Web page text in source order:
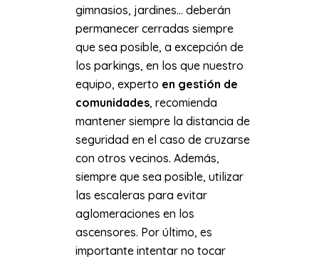
gimnasios, jardines… deberán
permanecer cerradas siempre
que sea posible, a excepción de
los parkings, en los que nuestro
equipo, experto en gestión de
comunidades, recomienda
mantener siempre la distancia de
seguridad en el caso de cruzarse
con otros vecinos. Además,
siempre que sea posible, utilizar
las escaleras para evitar
aglomeraciones en los
ascensores. Por último, es
importante intentar no tocar